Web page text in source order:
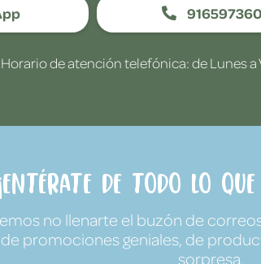
916597360
Horario de atención telefónica: de Lunes a
de todo lo que
no llenarte el buzón de
promociones geniales, de
sorpresa.